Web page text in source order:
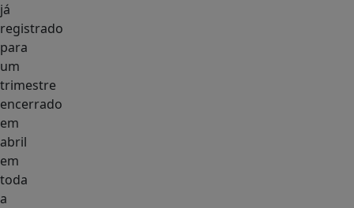
já
registrado
para
um
trimestre
encerrado
em
abril
em
toda
a